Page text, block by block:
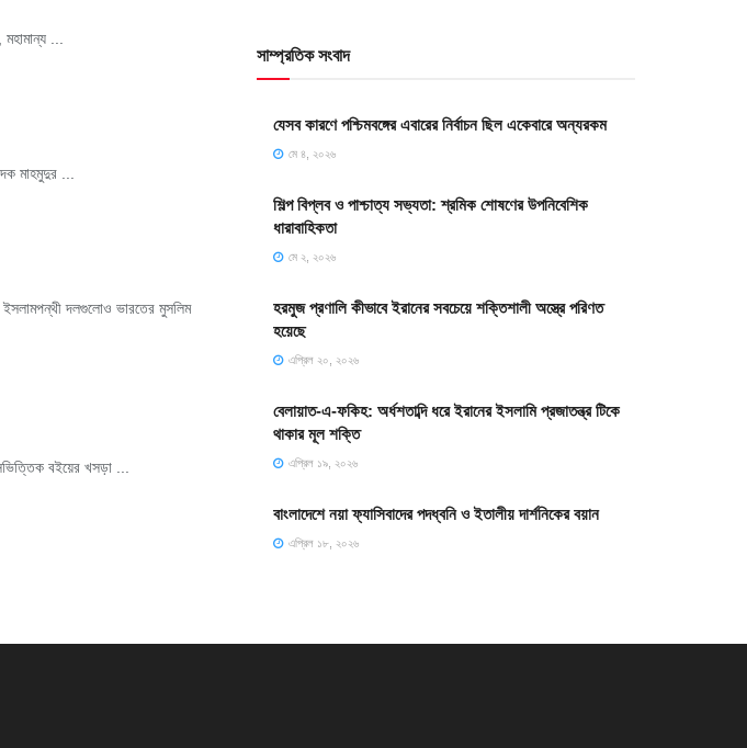
...
মাহমুদুর ...
ইসলামপন্থী দলগুলোও ভারতের মুসলিম
বইয়ের খসড়া ...
সাম্প্রতিক সংবাদ
যেসব কারণে পশ্চিমবঙ্গের এবারের নির্বাচন ছিল একেবারে অন্যরকম
মে ৪, ২০২৬
শিল্প বিপ্লব ও পাশ্চাত্য সভ্যতা: শ্রমিক শোষণের উপনিবেশিক
ধারাবাহিকতা
মে ২, ২০২৬
হরমুজ প্রণালি কীভাবে ইরানের সবচেয়ে শক্তিশালী অস্ত্রে পরিণত
হয়েছে
এপ্রিল ২০, ২০২৬
বেলায়াত-এ-ফকিহ: অর্ধশতাব্দি ধরে ইরানের ইসলামি প্রজাতন্ত্র টিকে
থাকার মূল শক্তি
এপ্রিল ১৯, ২০২৬
বাংলাদেশে নয়া ফ্যাসিবাদের পদধ্বনি ও ইতালীয় দার্শনিকের বয়ান
এপ্রিল ১৮, ২০২৬